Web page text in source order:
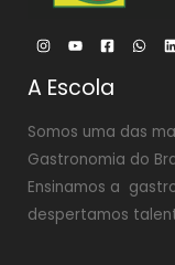
A Escola
Somos uma das
Gastronomia do
Ensinamos a
despertamos